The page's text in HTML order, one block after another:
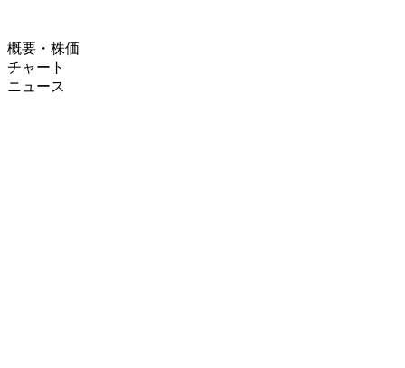
概要・株価
チャート
ニュース